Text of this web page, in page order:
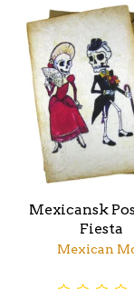
Mexicansk
Fiesta
Mexican